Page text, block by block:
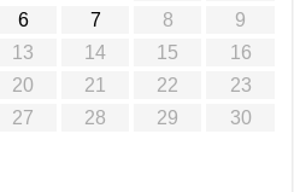
6 7 8
9
13 14 15
16
20 21 22
23
27 28 29
30